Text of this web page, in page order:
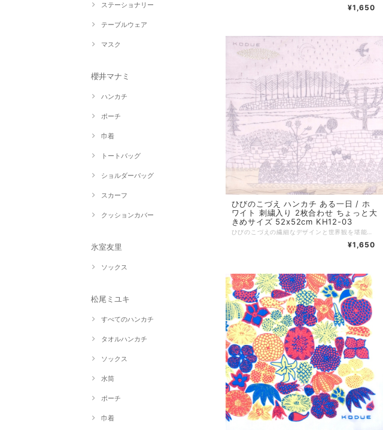
ステーショナリー
テーブルウェア
マスク
櫻井マナミ
ハンカチ
ポーチ
巾着
トートバッグ
ショルダーバッグ
スカーフ
クッションカバー
氷室友里
ソックス
松尾ミユキ
すべてのハンカチ
タオルハンカチ
ソックス
水筒
ポーチ
巾着
¥1,650
ひびのこづえ ハンカチ ある一日 / ホ
ワイト 刺繍入り 2枚合わせ ちょっと大
きめサイズ 52x52cm KH12-03
¥1,650